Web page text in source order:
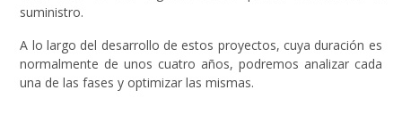
suministro.
A lo largo del desarrollo de estos proyectos, cuya duración es
normalmente de unos cuatro años, podremos analizar cada
una de las fases y optimizar las mismas.